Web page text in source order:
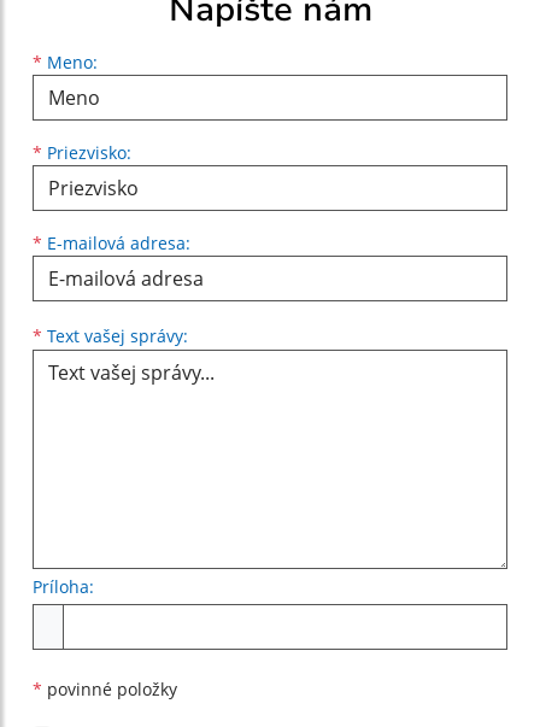
Napíšte nám
* Meno:
Meno
* Priezvisko:
Priezvisko
* E-mailová adresa:
E-mailová adresa
* Text vašej správy:
Príloha:
* povinné položky